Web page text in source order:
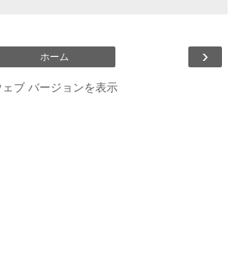
›
ホーム
ェブ バージョンを表示